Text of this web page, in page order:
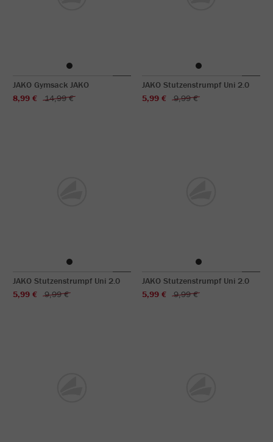
JAKO Gymsack JAKO
8,99 €
14,99 €
JAKO Stutzenstrumpf Uni 2.0
5,99 €
9,99 €
JAKO Stutzenstrumpf Uni 2.0
5,99 €
9,99 €
JAKO Stutzenstrumpf Uni 2.0
5,99 €
9,99 €